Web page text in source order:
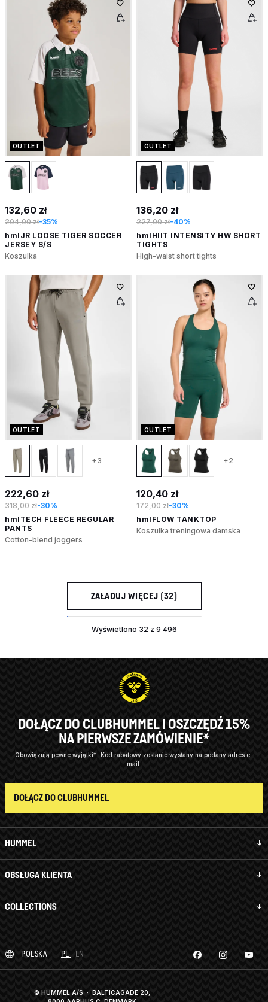
OUTLET
132,60 zł
204,00 zł-35%
hmlJR LOOSE TIGER SOCCER
JERSEY S/S
Koszulka
OUTLET
136,20 zł
227,00 zł-40%
hmlHIIT INTENSITY HW SHORT
TIGHTS
High-waist short tights
OUTLET
+3
222,60 zł
318,00 zł-30%
hmlTECH FLEECE REGULAR
PANTS
Cotton-blend joggers
OUTLET
+2
120,40 zł
172,00 zł-30%
hmlFLOW TANKTOP
Koszulka treningowa damska
ZAŁADUJ WIĘCEJ (32)
Wyświetlono 32 z 9 496
HUMMEL
OBSŁUGA KLIENTA
COLLECTIONS
DOŁĄCZ DO CLUBHUMMEL I OSZCZĘDŹ 15%
NA PIERWSZE ZAMÓWIENIE*
Obowiązują pewne wyjątki* Kod rabatowy zostanie wysłany na podany adres e-
mail.
DOŁĄCZ DO CLUBHUMMEL
POLSKA PL EN
© HUMMEL A/S · BALTICAGADE 20,